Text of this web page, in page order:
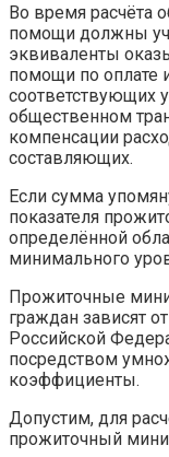
Во время расчёта
помощи должны
эквиваленты
помощи по оплате
соответствующих
общественном
компенсации
составляющих.
Если сумма
показателя
определённой
минимального
Прожиточные
граждан зависят
Российской
посредством
коэффициенты.
Допустим, для
прожиточный